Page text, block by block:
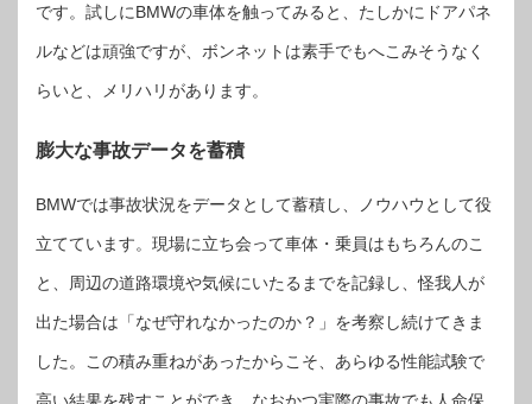
です。試しにBMWの車体を触ってみると、たしかにドアパネ
ルなどは頑強ですが、ボンネットは素手でもへこみそうなく
らいと、メリハリがあります。
膨大な事故データを蓄積
BMWでは事故状況をデータとして蓄積し、ノウハウとして役
立てています。現場に立ち会って車体・乗員はもちろんのこ
と、周辺の道路環境や気候にいたるまでを記録し、怪我人が
出た場合は「なぜ守れなかったのか？」を考察し続けてきま
した。この積み重ねがあったからこそ、あらゆる性能試験で